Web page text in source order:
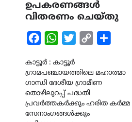
ഉപകരണങ്ങൾ
വിതരണം ചെയ്തു
FacebookWhatsAppTwitterCopy
കാട്ടൂർ : കാട്ടൂർ
ഗ്രാമപഞ്ചായത്തിലെ മഹാത്മാ
ഗാന്ധി ദേശീയ ഗ്രാമീണ
തൊഴിലുറപ്പ് പദ്ധതി
പ്രവർത്തകർക്കും ഹരിത കർമ്മ
സേനാംഗങ്ങൾക്കും